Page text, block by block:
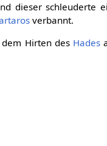
dieser schleuderte
verbannt.
Hirten des Hades